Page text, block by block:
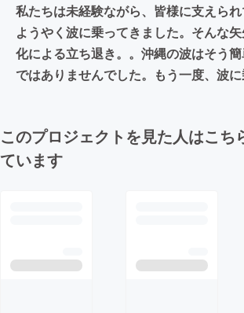
私たちは未経験ながら、皆様に支えら
ようやく波に乗ってきました。そんな
化による立ち退き。。沖縄の波はそう
ではありませんでした。もう一度、波
このプロジェクトを見た人はこち
ています